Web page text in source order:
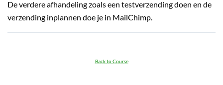
De verdere afhandeling zoals een testverzending doen en de
verzending inplannen doe je in MailChimp.
Back to Course